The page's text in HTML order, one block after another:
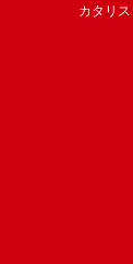
カタリ